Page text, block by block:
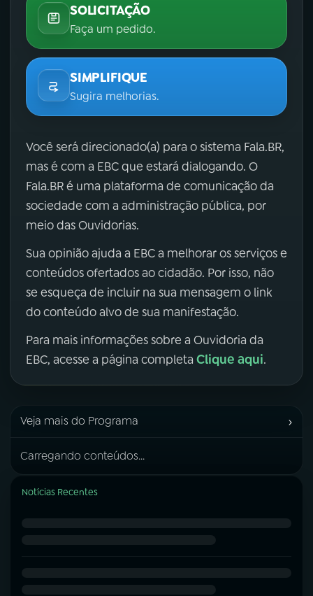
SOLICITAÇÃO
Faça um pedido.
SIMPLIFIQUE
Sugira melhorias.
Você será direcionado(a) para o sistema Fala.BR,
mas é com a EBC que estará dialogando. O
Fala.BR é uma plataforma de comunicação da
sociedade com a administração pública, por
meio das Ouvidorias.
Sua opinião ajuda a EBC a melhorar os serviços e
conteúdos ofertados ao cidadão. Por isso, não
se esqueça de incluir na sua mensagem o link
do conteúdo alvo de sua manifestação.
Para mais informações sobre a Ouvidoria da
EBC, acesse a página completa Clique aqui.
Veja mais do Programa ›
Carregando conteúdos...
Notícias Recentes